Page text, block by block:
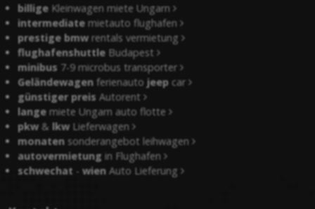
billige Kleinwagen miete Ungarn
intermediate mietauto flughafen
prestige bmwrentals vermietung
flughafenshuttle Budapest
minibus 7-9 microbus transporter
Geländewagen ferienautojeep car
günstiger preis Autorent
lange miete Ungarn auto flotte
pkw&lkwLieferwagen
monaten sonderangebot leihwagen
autovermietung in Flughafen
schwechat -wien Auto Lieferung